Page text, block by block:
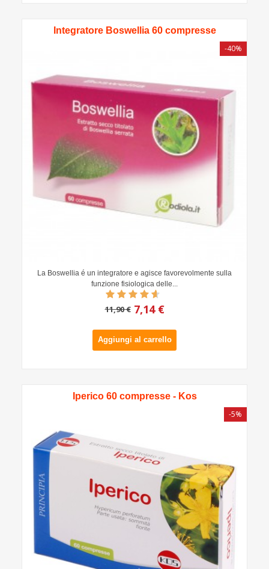
Integratore Boswellia 60 compresse
La Boswellia é un integratore e agisce favorevolmente sulla
funzione fisiologica delle...
11,90 €
-40%
7,14 €
Aggiungi al carrello
Iperico 60 compresse - Kos
-5%